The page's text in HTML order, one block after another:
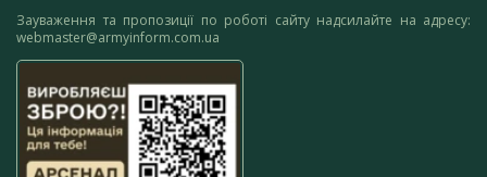
Зауваження та пропозиції по роботі сайту надсилайте на адресу:
webmaster@armyinform.com.ua